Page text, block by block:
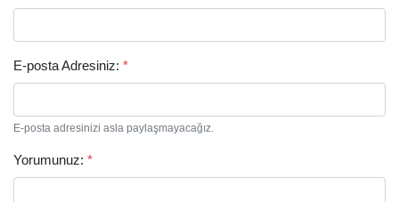
Arama
E-posta Adresiniz: *
E-posta adresinizi asla paylaşmayacağız.
Yorumunuz: *